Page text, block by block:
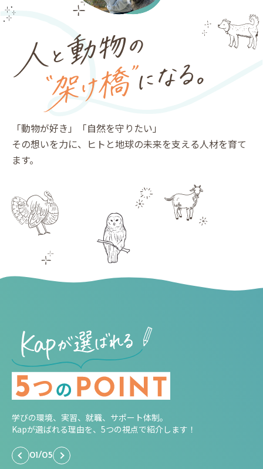
「動物が好き」「自然を守りたい」
その想いを力に、ヒトと地球の未来を支える人材を育て
ます。
学びの環境、実習、就職、サポート体制。
Kapが選ばれる理由を、5つの視点で紹介します！
01/05